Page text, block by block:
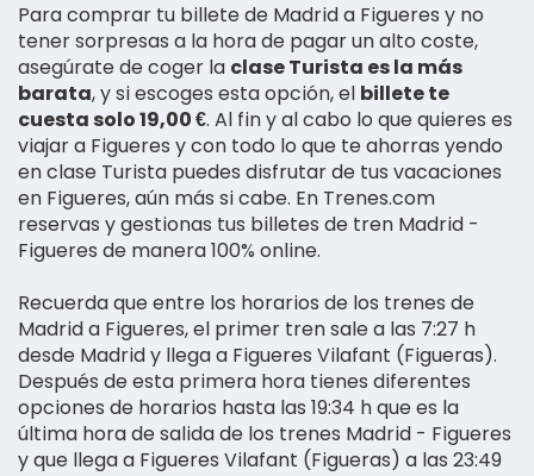
Para comprar tu billete de Madrid a Figueres y no
tener sorpresas a la hora de pagar un alto coste,
asegúrate de coger la clase Turista es la más
barata, y si escoges esta opción, el billete te
cuesta solo 19,00 €. Al fin y al cabo lo que quieres es
viajar a Figueres y con todo lo que te ahorras yendo
en clase Turista puedes disfrutar de tus vacaciones
en Figueres, aún más si cabe. En Trenes.com
reservas y gestionas tus billetes de tren Madrid -
Figueres de manera 100% online.
Recuerda que entre los horarios de los trenes de
Madrid a Figueres, el primer tren sale a las 7:27 h
desde Madrid y llega a Figueres Vilafant (Figueras).
Después de esta primera hora tienes diferentes
opciones de horarios hasta las 19:34 h que es la
última hora de salida de los trenes Madrid - Figueres
y que llega a Figueres Vilafant (Figueras) a las 23:49